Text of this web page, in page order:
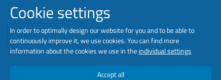
RESET ENVIAR
Cookie settings
In order to optimally design our website for you and to be able to
continuously improve it, we use cookies. You can find more
information about the cookies we use in theindividual settings
Accept all